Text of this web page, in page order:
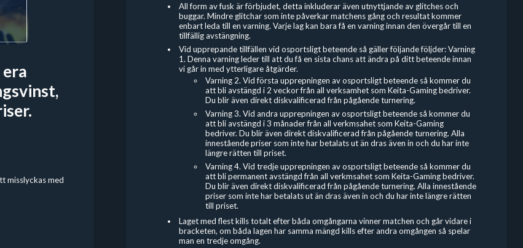
misslyckas med
All form av fusk är förbjudet, detta inkluderar även utnyttjande av glitches och
buggar. Mindre glitchar som inte påverkar matchens gång och resultat kommer
enbart leda till en varning. Varje lag kan bara få en varning innan den övergår till en
tillfällig avstängning.
Vid upprepande tillfällen vid osportsligt beteende så gäller följande följder: Varning
1. Denna varning leder till att du få en sista chans att ändra på ditt beteende innan
vi går in med ytterligare åtgärder.
Varning 2. Vid första upprepningen av osportsligt beteende så kommer du
att bli avstängd i 2 veckor från all verksamhet som Keita-Gaming bedriver.
Du blir även direkt diskvalificerad från pågående turnering.
Varning 3. Vid andra upprepningen av osportsligt beteende så kommer du
att bli avstängd i 3 månader från all verkmsahet som Keita-Gaming
bedriver. Du blir även direkt diskvalificerad från pågående turnering. Alla
innestående priser som inte har betalats ut än dras även in och du har inte
längre rätten till priset.
Varning 4. Vid tredje upprepningen av osportsligt beteende så kommer du
att bli permanent avstängd från all verkmsahet som Keita-Gaming bedriver.
Du blir även direkt diskvalificerad från pågående turnering. Alla innestående
priser som inte har betalats ut än dras även in och du har inte längre rätten
till priset.
Laget med flest kills totalt efter båda omgångarna vinner matchen och går vidare i
bracketen, om båda lagen har samma mängd kills efter andra omgången så spelar
man en tredje omgång.